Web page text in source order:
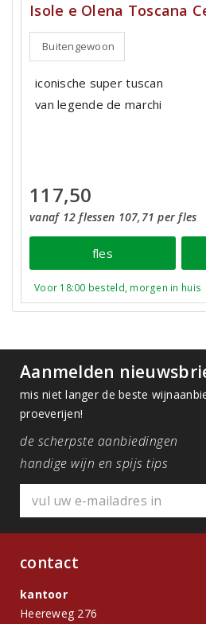
Isole e Olena Toscana
Buitengewoon
iconische super tuscan
van legende de marchi
117,50
vanaf 12 flessen 107,71 per fles
fles
Voor 18:00 besteld, morgen in huis
Aanmelden
mis niet langer de beste
proeverijen!
de scherpste aanbiedingen
handige wijn en spijs tips
contact
kantoor
Heereweg 276